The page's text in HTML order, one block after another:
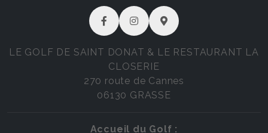
LE GOLF DE SAINT DONAT & LE RESTAURANT LA
CLOSERIE
270 route de Cannes
06130 GRASSE
Accueil du Golf :